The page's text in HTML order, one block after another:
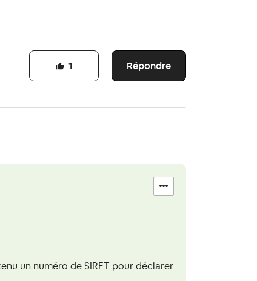
Répondre
1
un numéro de SIRET pour déclarer